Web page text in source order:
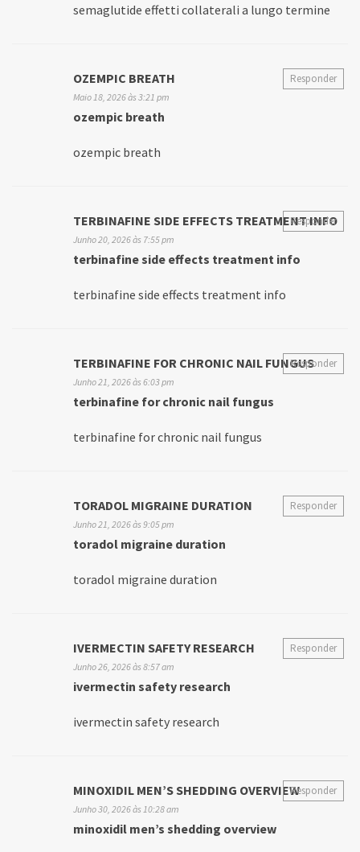
semaglutide effetti collaterali a lungo termine
OZEMPIC BREATH
Maio 18, 2026 às 3:21 pm
ozempic breath
ozempic breath
Responder
TERBINAFINE SIDE EFFECTS TREATMENT INFO
Junho 20, 2026 às 7:55 pm
terbinafine side effects treatment info
terbinafine side effects treatment info
Responder
TERBINAFINE FOR CHRONIC NAIL FUNGUS
Junho 21, 2026 às 6:03 pm
terbinafine for chronic nail fungus
terbinafine for chronic nail fungus
Responder
TORADOL MIGRAINE DURATION
Junho 21, 2026 às 9:05 pm
toradol migraine duration
toradol migraine duration
Responder
IVERMECTIN SAFETY RESEARCH
Junho 26, 2026 às 8:57 am
ivermectin safety research
ivermectin safety research
Responder
MINOXIDIL MEN’S SHEDDING OVERVIEW
Junho 30, 2026 às 10:28 am
minoxidil men’s shedding overview
Responder